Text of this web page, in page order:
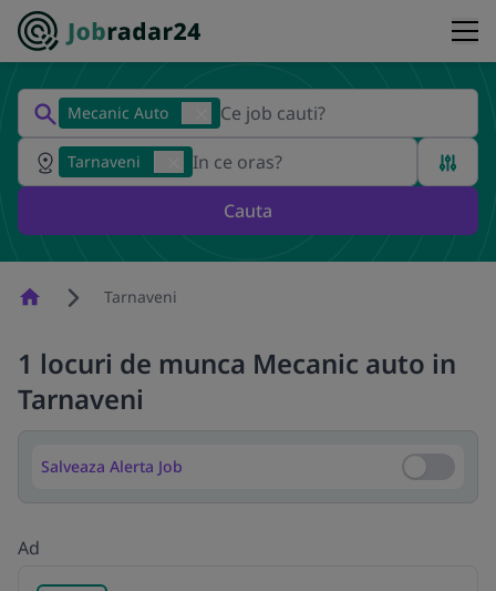
Mecanic Auto
Tarnaveni
Cauta
HomepageTarnaveni
1 locuri de munca Mecanic auto in
Tarnaveni
Salveaza Alerta Job Salveaza
Ad